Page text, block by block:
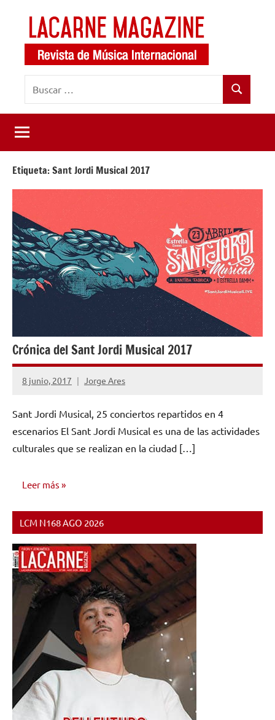
contenido
LaCarne
Magazine
de
música
internacional
Buscar
Etiqueta:Sant Jordi Musical 2017
Crónica del Sant Jordi Musical 2017
8 junio, 2017 Jorge Ares
No
comentarios
Sant Jordi Musical, 25 conciertos repartidos en 4
escenarios El Sant Jordi Musical es una de las actividades
culturales que se realizan en la ciudad […]
Leer más
OPINIÓN
LCM N168 AGO 2026